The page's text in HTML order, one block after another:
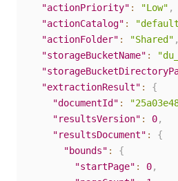
"actionPriority" : "Low" ,
"actionCatalog" :
"actionFolder" : "Shared" ,
"storageBucketName" :
"extractionResult" :
{
"documentId" :
"resultsVersion" : 0,
"resultsDocument" :
{
"bounds" :
{
"startPage" : 0,